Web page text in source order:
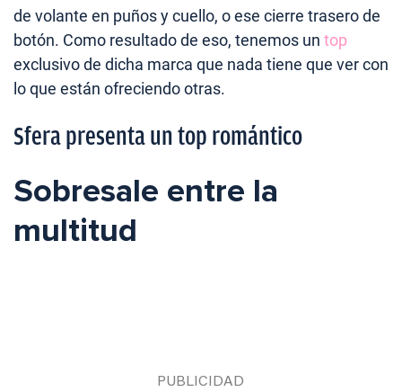
de volante en puños y cuello, o ese cierre trasero de
botón. Como resultado de eso, tenemos un top
exclusivo de dicha marca que nada tiene que ver con
lo que están ofreciendo otras.
Sfera presenta un top romántico
Sobresale entre la
multitud